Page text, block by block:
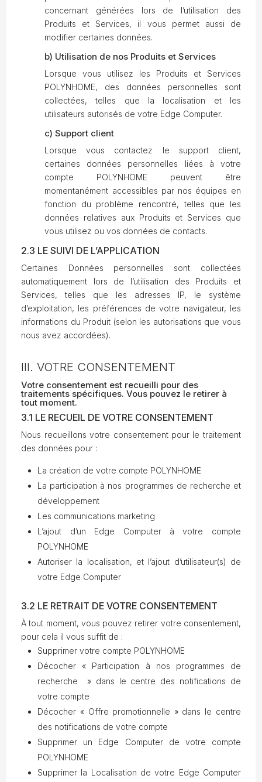
concernant générées lors de l’utilisation des
Produits et Services, il vous permet aussi de
modifier certaines données.
b) Utilisation de nos Produits et Services
Lorsque vous utilisez les Produits et Services
POLYNHOME, des données personnelles sont
collectées, telles que la localisation et les
utilisateurs autorisés de votre Edge Computer.
c) Support client
Lorsque vous contactez le support client,
certaines données personnelles liées à votre
compte POLYNHOME peuvent être
momentanément accessibles par nos équipes en
fonction du problème rencontré, telles que les
données relatives aux Produits et Services que
vous utilisez ou vos données de contacts.
2.3 LE SUIVI DE L’APPLICATION
Certaines Données personnelles sont collectées
automatiquement lors de l’utilisation des Produits et
Services, telles que les adresses IP, le système
d’exploitation, les préférences de votre navigateur, les
informations du Produit (selon les autorisations que vous
nous avez accordées).
III. VOTRE CONSENTEMENT
Votre consentement est recueilli pour des
traitements spécifiques. Vous pouvez le retirer à
tout moment.
3.1 LE RECUEIL DE VOTRE CONSENTEMENT
Nous recueillons votre consentement pour le traitement
des données pour :
La création de votre compte POLYNHOME
La participation à nos programmes de recherche et
développement
Les communications marketing
L’ajout d’un Edge Computer à votre compte
POLYNHOME
Autoriser la localisation, et l’ajout d’utilisateur(s) de
votre Edge Computer
3.2 LE RETRAIT DE VOTRE CONSENTEMENT
À tout moment, vous pouvez retirer votre consentement,
pour cela il vous suffit de :
Supprimer votre compte POLYNHOME
Décocher « Participation à nos programmes de
recherche » dans le centre des notifications de
votre compte
Décocher « Offre promotionnelle » dans le centre
des notifications de votre compte
Supprimer un Edge Computer de votre compte
POLYNHOME
Supprimer la Localisation de votre Edge Computer